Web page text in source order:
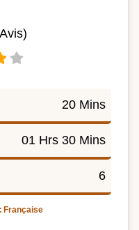
20 Mins
01 Hrs 30 Mins
6
Française